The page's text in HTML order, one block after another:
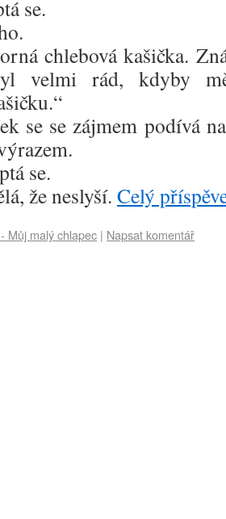
se.
chlebová kašička.
velmi rád, kdyby
se se zájmem podívá
se.
že neslyší. Celý
Můj malý chlapec | Napsat komentář